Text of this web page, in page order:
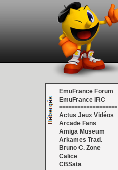
EmuFrance Forum
EmuFrance IRC
===================
Actus Jeux Vidéos
Arcade Fans
Amiga Museum
Arkames Trad.
Bruno C. Zone
Calice
CBSata